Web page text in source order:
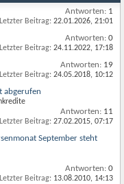
Antworten: 1
Letzter Beitrag: 22.01.2026, 21:01
Antworten: 0
Letzter Beitrag: 24.11.2022, 17:18
Antworten: 19
Letzter Beitrag: 24.05.2018, 10:12
abgerufen
Antworten: 11
Letzter Beitrag: 27.02.2015, 07:17
September steht
Antworten: 0
Letzter Beitrag: 13.08.2010, 14:13